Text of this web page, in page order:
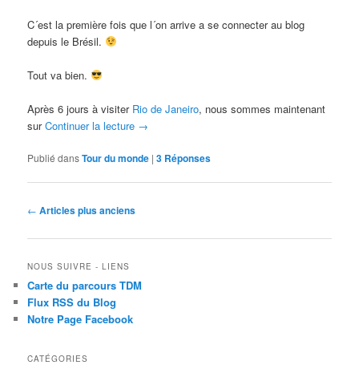
C´est la première fois que l´on arrive a se connecter au blog
depuis le Brésil.
Tout va bien.
Après 6 jours à visiter Rio de Janeiro, nous sommes maintenant
surContinuer la lecture →
Publié dansTour du monde |3 Réponses
Navigation
articles
← Articles plus anciens
NOUS SUIVRE - LIENS
Carte du parcours TDM
Flux RSS du Blog
Notre Page Facebook
CATÉGORIES